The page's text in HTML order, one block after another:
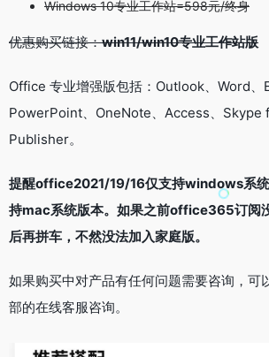
Windows 10专业工作站=598元/终身
优惠购买链接：win11/win10专业工作站版
Office 专业增强版包括：Outlook、Word、
PowerPoint、OneNote、Access、Skype
Publisher。
提醒office2021/19/16仅支持windows系
持mac系统版本。 如果之前office365订阅
后再拼车，不然没法加入家庭版。
如果购买中对产品有任何问题需要咨询，可
部的在线客服咨询。